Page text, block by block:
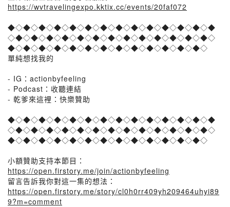
https://wvtravelingexpo.kktix.cc/events/20faf072
◆◇◆◇◆◇◆◇◆◇◆◇◆◇◆◇◆◇◆◇◆◇◆◇◆◇◆
◇◆◇◆◇◆◇◆◇◆◇◆◇◆◇◆◇◆◇◆◇◆◇◆◇◆◇
◆◇◆◇◆◇◆◇◆◇◆◇◆◇◆◇◆◇◆◇◆◇◆◇◆◇
單純想找我的
- IG：actionbyfeeling
- Podcast：收聽連結
- 乾爹來這裡：快樂贊助
◆◇◆◇◆◇◆◇◆◇◆◇◆◇◆◇◆◇◆◇◆◇◆◇◆◇◆
◇◆◇◆◇◆◇◆◇◆◇◆◇◆◇◆◇◆◇◆◇◆◇◆◇◆◇
◆◇◆◇◆◇◆◇◆◇◆◇◆◇◆◇◆◇◆◇◆◇◆◇◆◇
小額贊助支持本節目：
https://open.firstory.me/join/actionbyfeeling
留言告訴我你對這一集的想法：
https://open.firstory.me/story/cl0h0rr409yh209464uhyi89
9?m=comment